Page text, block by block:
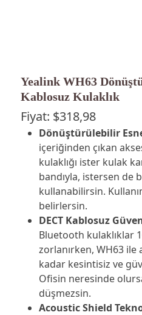
Yealink WH63
Kablosuz Kulaklık
Fiyat: $318,98
Dönüştürülebilir
içeriğinden çıkan
kulaklığı ister kulak
bandıyla, istersen de
kullanabilirsin.
belirlersin.
DECT Kablosuz
Bluetooth kulaklıklar
zorlanırken, WH63 ile
kadar kesintisiz ve
Ofisin neresinde
düşmezsin.
Acoustic Shield